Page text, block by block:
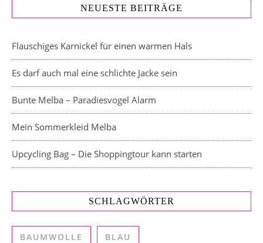
NEUESTE BEITRÄGE
Flauschiges Karnickel für einen warmen Hals
Es darf auch mal eine schlichte Jacke sein
Bunte Melba – Paradiesvogel Alarm
Mein Sommerkleid Melba
Upcycling Bag – Die Shoppingtour kann starten
SCHLAGWÖRTER
BAUMWOLLE BLAU